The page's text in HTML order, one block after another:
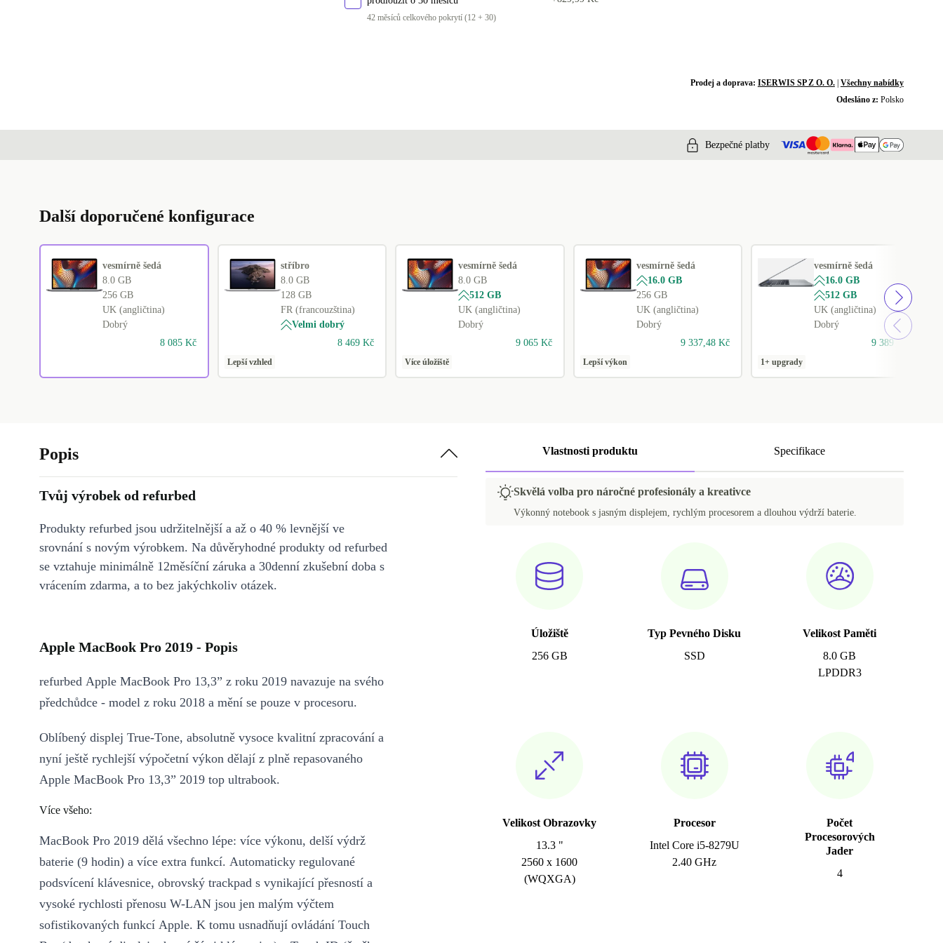
PT (portugalština) | 16.0 GB
42 měsíců celkového pokrytí (12 + 30)
Prodej a doprava: ISERWIS SP Z O. O.| Všechny nabídky
Odesláno z: Polsko
Bezpečné platby
Další doporučené konfigurace
vesmírně šedá
8.0 GB
256 GB
UK (angličtina)
Dobrý
8 085 Kč
stříbro
8.0 GB
128 GB
FR (francouzština)
Velmi dobrý
8 469 Kč
Lepší vzhled
vesmírně šedá
8.0 GB
512 GB
UK (angličtina)
Dobrý
9 065 Kč
Více úložiště
vesmírně šedá
16.0 GB
256 GB
UK (angličtina)
Dobrý
9 337,48 Kč
Lepší výkon
vesmírně šedá
16.0 GB
512 GB
UK (angličtina)
Dobrý
9 389 Kč
1+ upgrady
Vlastnosti produktu Specifikace
Skvělá volba pro náročné profesionály a kreativce
Výkonný notebook s jasným displejem, rychlým procesorem a dlouhou výdrží baterie.
Úložiště
256 GB
Typ Pevného Disku
SSD
Velikost Paměti
8.0 GB
LPDDR3
Velikost Obrazovky
13.3 "
2560 x 1600
(WQXGA)
Procesor
Intel Core i5-8279U
2.40 GHz
Počet
Procesorových
Jader
4
Popis
Tvůj výrobek od refurbed
Produkty refurbed jsou udržitelnější a až o 40 % levnější ve
srovnání s novým výrobkem. Na důvěryhodné produkty od refurbed
se vztahuje minimálně 12měsíční záruka a 30denní zkušební doba s
vrácením zdarma, a to bez jakýchkoliv otázek.
Apple MacBook Pro 2019 - Popis
refurbed Apple MacBook Pro 13,3” z roku 2019 navazuje na svého
předchůdce - model z roku 2018 a mění se pouze v procesoru.
Oblíbený displej True-Tone, absolutně vysoce kvalitní zpracování a
nyní ještě rychlejší výpočetní výkon dělají z plně repasovaného
Apple MacBook Pro 13,3” 2019 top ultrabook.
Více všeho:
MacBook Pro 2019 dělá všechno lépe: více výkonu, delší výdrž
baterie (9 hodin) a více extra funkcí. Automaticky regulované
podsvícení klávesnice, obrovský trackpad s vynikající přesností a
vysoké rychlosti přenosu W-LAN jsou jen malým výčtem
sofistikovaných funkcí Apple. K tomu usnadňují ovládání Touch